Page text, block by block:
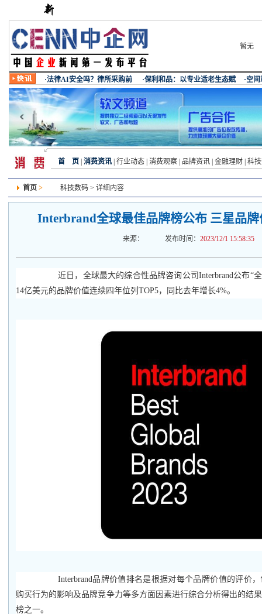
暂无
首 页 消费资讯 行业动态 消费观察 品牌资讯 金融理财 科
首页 > 科技数码 > 详细内容
Interbrand全球最佳品牌榜公布 三星品
来源： 发布时间： 2023/12/1 15:58:35
近日，全球最大的综合性品牌咨询公司Interbrand公布“
14亿美元的品牌价值连续四年位列TOP5，同比去年增长4%。
Interbrand品牌价值排名是根据对每个品牌价值的评价
购买行为的影响及品牌竞争力等多方面因素进行综合分析得出的结
榜之一。